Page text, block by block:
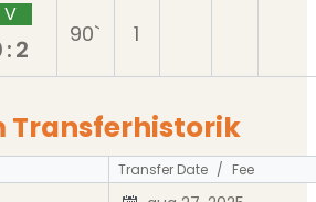
V
90` 1
Transferhistorik
Transfer Date / Fee